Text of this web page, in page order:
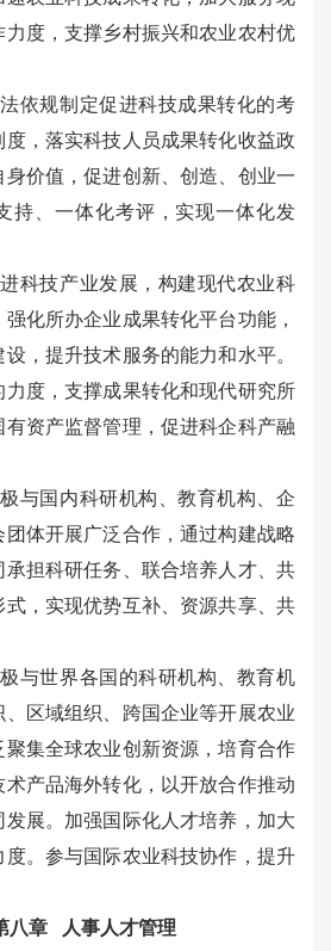
度，支撑乡村振兴和农业农村优
依规制定促进科技成果转化的考
，落实科技人员成果转化收益政
价值，促进创新、创造、创业一
持、一体化考评，实现一体化发
科技产业发展，构建现代农业科
化所办企业成果转化平台功能，
，提升技术服务的能力和水平。
力度，支撑成果转化和现代研究所
资产监督管理，促进科企科产融
与国内科研机构、教育机构、企
体开展广泛合作，通过构建战略
担科研任务、联合培养人才、共
，实现优势互补、资源共享、共
与世界各国的科研机构、教育机
区域组织、跨国企业等开展农业
集全球农业创新资源，培育合作
产品海外转化，以开放合作推动
发展。加强国际化人才培养，加大
度。参与国际农业科技协作，提升
八章 人事人才管理